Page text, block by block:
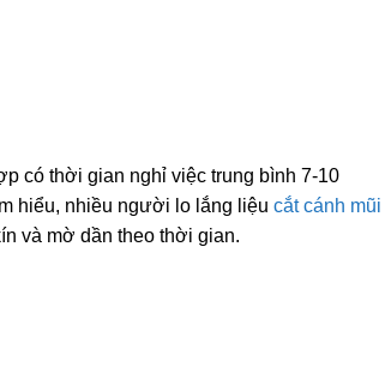
có thời gian nghỉ việc trung bình 7-10
hiểu, nhiều người lo lắng liệu cắt cánh mũi
và mờ dần theo thời gian.